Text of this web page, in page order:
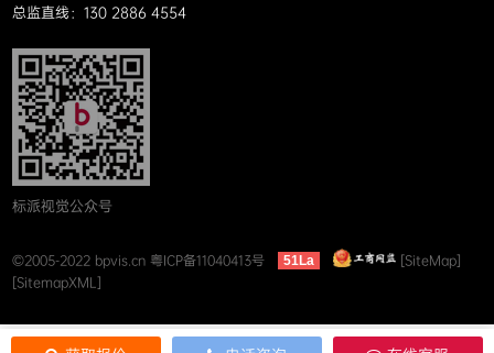
总监直线：130 2886 4554
标派视觉公众号
©2005-2022 bpvis.cn 粤ICP备11040413号 51La
[SiteMap]
[SitemapXML]